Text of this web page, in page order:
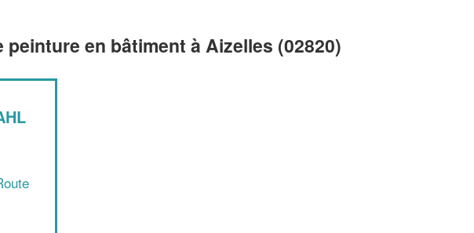
peinture en bâtiment à Aizelles (02820)